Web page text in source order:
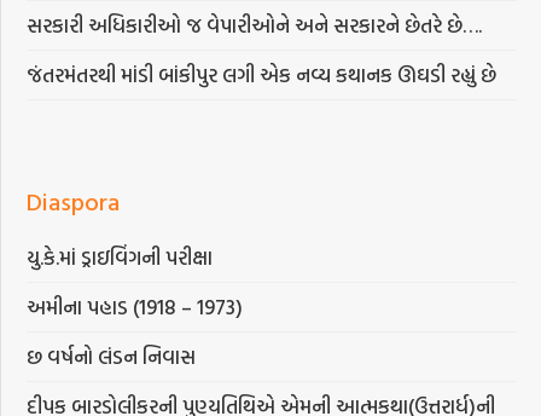
સરકારી અધિકારીઓ જ વેપારીઓને અને સરકારને છેતરે છે….
જંતરમંતરથી માંડી બાંકીપુર લગી એક નવ્ય કથાનક ઊઘડી રહ્યું છે
Diaspora
યુ.કે.માં ડ્રાઇવિંગની પરીક્ષા
અમીના પહાડ (1918 – 1973)
છ વર્ષનો લંડન નિવાસ
દીપક બારડોલીકરની પુણ્યતિથિએ એમની આત્મકથા(ઉત્તરાર્ધ)ની